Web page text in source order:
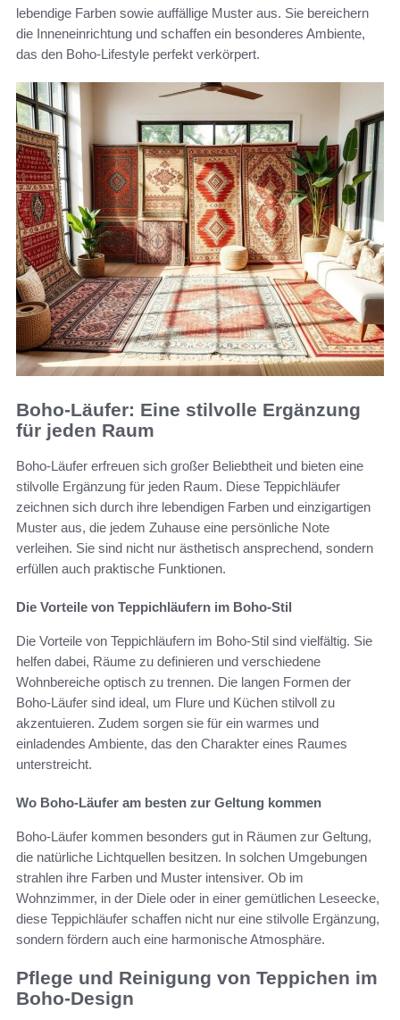
lebendige Farben sowie auffällige Muster aus. Sie bereichern
die Inneneinrichtung und schaffen ein besonderes Ambiente,
das den Boho-Lifestyle perfekt verkörpert.
Boho-Läufer: Eine stilvolle Ergänzung
für jeden Raum
Boho-Läufer erfreuen sich großer Beliebtheit und bieten eine
stilvolle Ergänzung für jeden Raum. Diese Teppichläufer
zeichnen sich durch ihre lebendigen Farben und einzigartigen
Muster aus, die jedem Zuhause eine persönliche Note
verleihen. Sie sind nicht nur ästhetisch ansprechend, sondern
erfüllen auch praktische Funktionen.
Die Vorteile von Teppichläufern im Boho-Stil
Die Vorteile von Teppichläufern im Boho-Stil sind vielfältig. Sie
helfen dabei, Räume zu definieren und verschiedene
Wohnbereiche optisch zu trennen. Die langen Formen der
Boho-Läufer sind ideal, um Flure und Küchen stilvoll zu
akzentuieren. Zudem sorgen sie für ein warmes und
einladendes Ambiente, das den Charakter eines Raumes
unterstreicht.
Wo Boho-Läufer am besten zur Geltung kommen
Boho-Läufer kommen besonders gut in Räumen zur Geltung,
die natürliche Lichtquellen besitzen. In solchen Umgebungen
strahlen ihre Farben und Muster intensiver. Ob im
Wohnzimmer, in der Diele oder in einer gemütlichen Leseecke,
diese Teppichläufer schaffen nicht nur eine stilvolle Ergänzung,
sondern fördern auch eine harmonische Atmosphäre.
Pflege und Reinigung von Teppichen im
Boho-Design